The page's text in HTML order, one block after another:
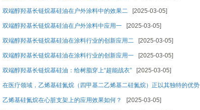
双端醇羟基长链烷基硅油在户外涂料中的效果二 [2025-03-05]
双端醇羟基长链烷基硅油在户外涂料中应用一 [2025-03-05]
双端醇羟基长链烷基硅油在涂料行业的创新应用二 [2025-03-05]
双端醇羟基长链烷基硅油在涂料行业的创新应用一 [2025-03-05]
双端醇羟基长链烷基硅油：给树脂穿上“超能战衣” [2025-03-05]
在医疗领域，乙烯基硅氮烷（四甲基二乙烯基二硅氮烷）正以其独特的优势
乙烯基硅氮烷在心脏支架上的应用效果如何？ [2025-03-05]